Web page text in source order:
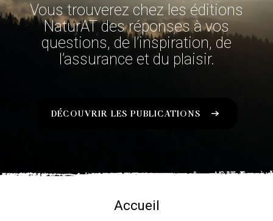
Vous trouverez chez les éditions
NaturAT des réponses à vos
questions, de l’inspiration, de
l’assurance et du plaisir.
DÉCOUVRIR LES PUBLICATIONS
Accueil